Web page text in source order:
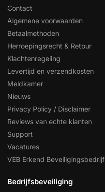
Contact
Algemene voorwaarden
Betaalmethoden
Herroepingsrecht & Retour
Klachtenregeling
Levertijd en verzendkosten
Meldkamer
Nieuws
Privacy Policy / Disclaimer
Reviews van echte klanten
Support
Vacatures
VEB Erkend Beveiligingsbedrijf
Bedrijfsbeveiliging